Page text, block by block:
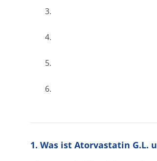
3.
4.
5.
6.
1. Was ist Atorvastatin G.L.